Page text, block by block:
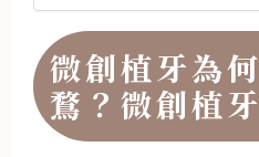
微創植牙為
鶩？微創植